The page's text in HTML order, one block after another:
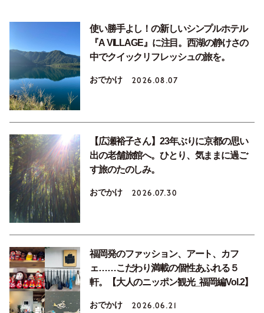
使い勝手よし！の新しいシンプルホテル
『A VILLAGE』に注目。西湖の静けさの
中でクイックリフレッシュの旅を。
おでかけ 2026.08.07
【広瀬裕子さん】23年ぶりに京都の思い
出の老舗旅館へ。ひとり、気ままに過ご
す旅のたのしみ。
おでかけ 2026.07.30
福岡発のファッション、アート、カフ
ェ……こだわり満載の個性あふれる５
軒。【大人のニッポン観光_福岡編Vol.2】
おでかけ 2026.06.21